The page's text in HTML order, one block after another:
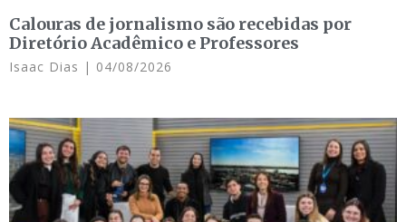
Calouras de jornalismo são recebidas por
Diretório Acadêmico e Professores
Isaac Dias 04/08/2026